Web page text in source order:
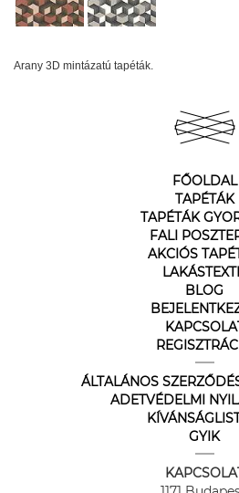
Arany 3D mintázatú tapéták.
FŐOLDAL
TAPÉTÁK
TAPÉTÁK
FALI
AKCIÓS
BLOG
ÁLTALÁNOS
ADETVÉDELMI
GYIK